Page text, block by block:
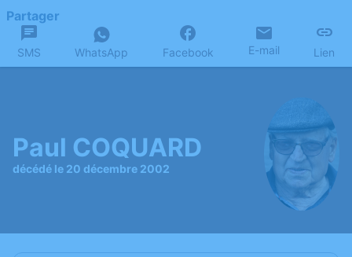
Partager
SMS WhatsApp Facebook E-mail Lien
Paul COQUARD
décédé le 20 décembre 2002